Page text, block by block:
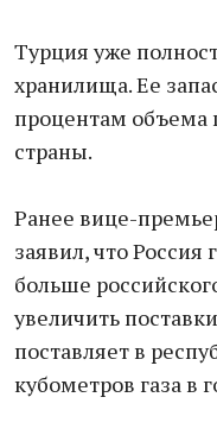
Турция уже
хранилища. Ее
процентам объема
страны.
Ранее вице-
заявил, что Россия
больше
увеличить
поставляет в
кубометров газа в